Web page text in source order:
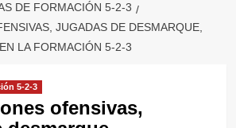
DE FORMACIÓN 5-2-3
JUGADAS DE DESMARQUE,
LA FORMACIÓN 5-2-3
5-2-3
ofensivas,